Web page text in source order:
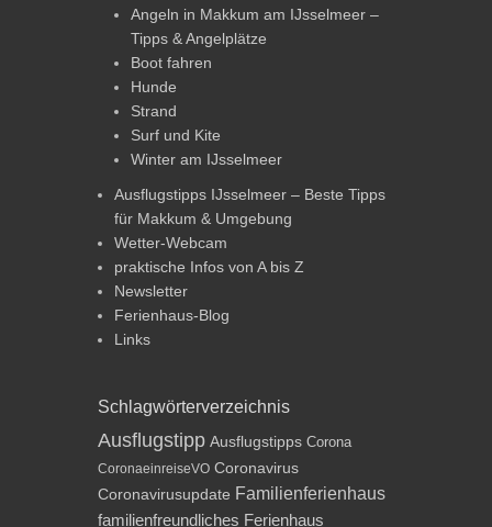
Angeln in Makkum am IJsselmeer –
Tipps & Angelplätze
Boot fahren
Hunde
Strand
Surf und Kite
Winter am IJsselmeer
Ausflugstipps IJsselmeer – Beste Tipps
für Makkum & Umgebung
Wetter-Webcam
praktische Infos von A bis Z
Newsletter
Ferienhaus-Blog
Links
Schlagwörterverzeichnis
Ausflugstipp Ausflugstipps Corona
CoronaeinreiseVO Coronavirus
Coronavirusupdate Familienferienhaus
familienfreundliches Ferienhaus